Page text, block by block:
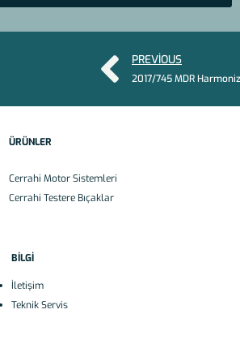
PREVIOUS
ÜRÜNLER
Cerrahi Motor Sistemleri
Cerrahi Testere Bıçaklar
BİLGİ
İletişim
Teknik Servis